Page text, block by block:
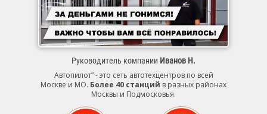
Руководитель компании Иванов Н.
Автопилот” - это сеть автотехцентров по всей
Москве и МО. Более 40 станций в разных районах
Москвы и Подмосковья.